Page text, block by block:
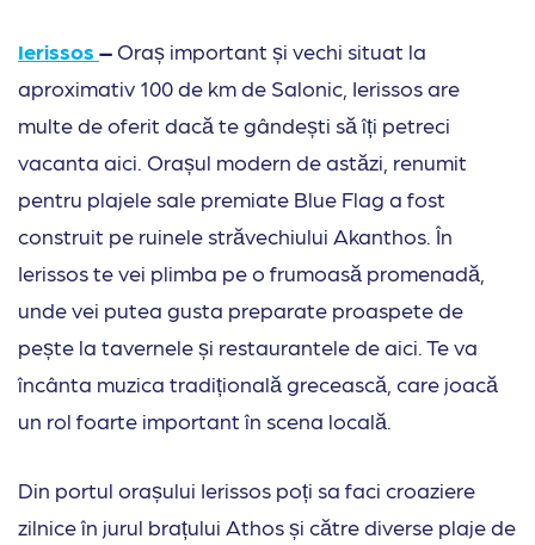
Ierissos – Oraș important și vechi situat la
aproximativ 100 de km de Salonic, Ierissos are
multe de oferit dacă te gândești să îți petreci
vacanta aici. Orașul modern de astăzi, renumit
pentru plajele sale premiate Blue Flag a fost
construit pe ruinele străvechiului Akanthos. În
Ierissos te vei plimba pe o frumoasă promenadă,
unde vei putea gusta preparate proaspete de
pește la tavernele și restaurantele de aici. Te va
încânta muzica tradițională grecească, care joacă
un rol foarte important în scena locală.
Din portul orașului Ierissos poți sa faci croaziere
zilnice în jurul brațului Athos și către diverse plaje de